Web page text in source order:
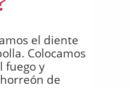
el diente
Colocamos
fuego y
de